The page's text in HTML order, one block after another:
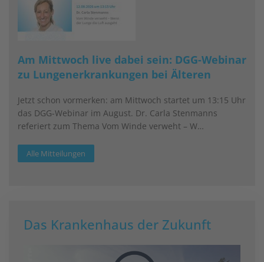
Am Mittwoch live dabei sein: DGG-Webinar
zu Lungenerkrankungen bei Älteren
Jetzt schon vormerken: am Mittwoch startet um 13:15 Uhr
das DGG-Webinar im August. Dr. Carla Stenmanns
referiert zum Thema Vom Winde verweht – W…
Alle Mitteilungen
Das Krankenhaus der Zukunft